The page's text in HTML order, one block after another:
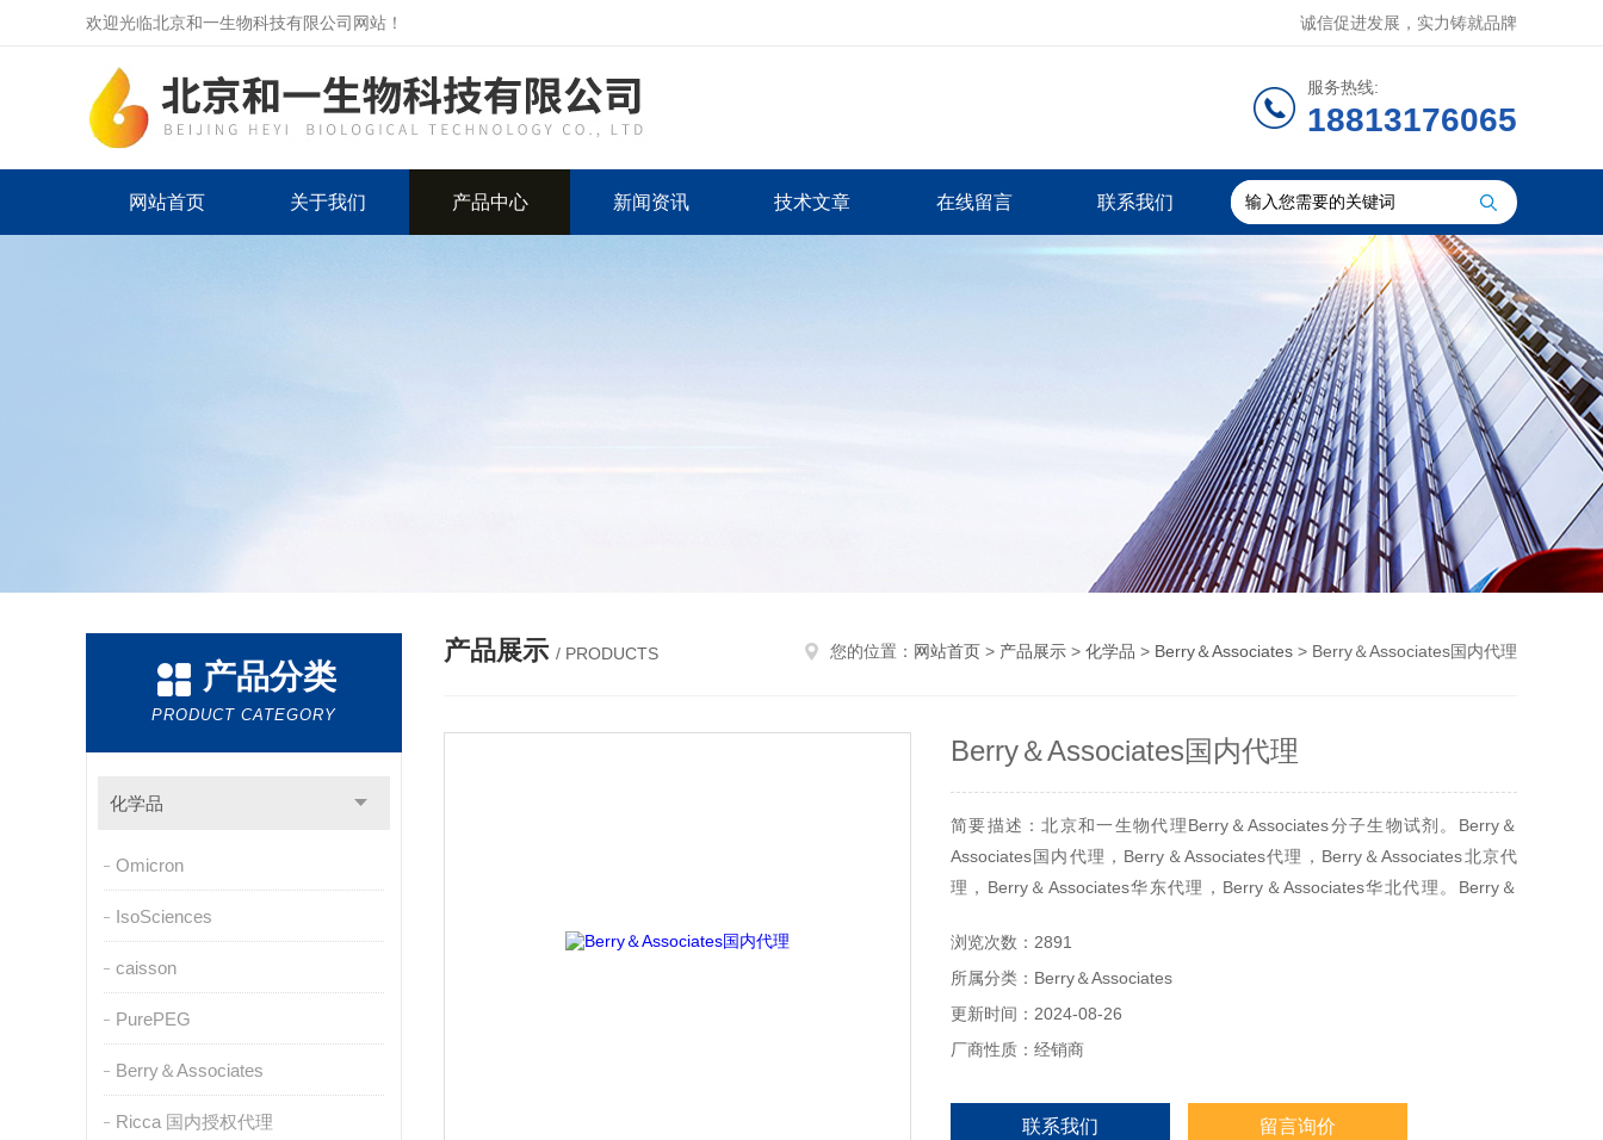
欢迎光临北京和一生物科技有限公司网站！ 诚信促进发展，实力铸就品牌
服务热线:
18813176065
网站首页 关于我们 产品中心 新闻资讯 技术文章 在线留言 联系我们
产品分类
PRODUCT CATEGORY
化学品
Omicron
IsoSciences
caisson
PurePEG
Berry＆Associates
Ricca 国内授权代理
产品展示 / PRODUCTS 您的位置： 网站首页 > 产品展示 > 化学品 > Berry＆Associates > Berry＆Associates国内代理
Berry＆Associates国内代理
简要描述：北京和一生物代理Berry＆Associates分子生物试剂。Berry＆
Associates国内代理，Berry＆Associates代理，Berry＆Associates北京代
理，Berry＆Associates华东代理，Berry＆Associates华北代理。Berry＆
浏览次数：2891
所属分类：Berry＆Associates
更新时间：2024-08-26
厂商性质：经销商
联系我们 留言询价